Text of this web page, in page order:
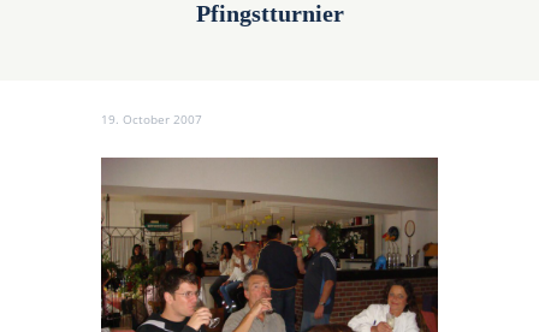
Pfingstturnier
19. October 2007